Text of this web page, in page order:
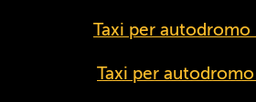
Taxi per autodromo
Taxi per